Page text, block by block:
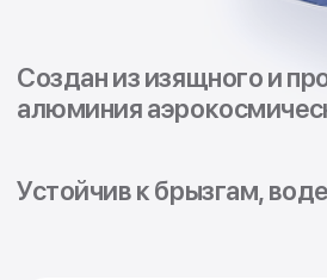
переключайтесь между
объективами или используйте
цифровой зум для кадрирования